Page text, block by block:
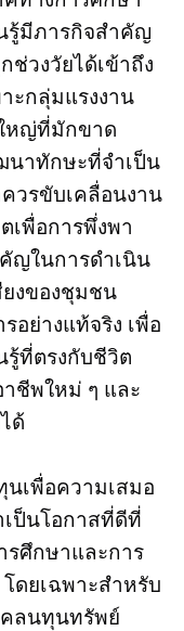
รู้มีภารกิจสำคัญ
ช่วงวัยได้เข้าถึง
ะกลุ่มแรงงาน
หญ่ที่มักขาด
นาทักษะที่จำเป็น
วรขับเคลื่อนงาน
เพื่อการพึ่งพา
ญในการดำเนิน
ยงของชุมชน
อย่างแท้จริง เพื่อ
ที่ตรงกับชีวิต
ชีพใหม่ ๆ และ
ด้
เพื่อความเสมอ
ป็นโอกาสที่ดีที่
รศึกษาและการ
ดยเฉพาะสำหรับ
คลนทุนทรัพย์